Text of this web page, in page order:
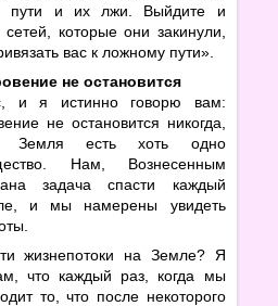
пути и их лжи. Выйдите и
которые они закинули,
вас к ложному пути».
не остановится
и я истинно говорю вам:
не остановится никогда,
Земля есть хоть одно
Нам, Вознесенным
задача спасти каждый
и мы намерены увидеть
жизнепотоки на Земле? Я
что каждый раз, когда мы
то, что после некоторого